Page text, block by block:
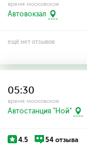
время московское
Автовокзал
ещё нет отзывов
05:30
время московское
Автостанция "Ной"
4.5 54 отзыва